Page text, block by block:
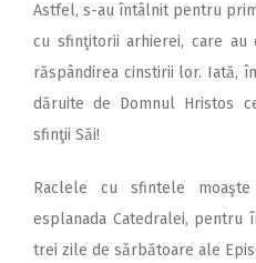
Astfel, s-au întâlnit pentru
cu sfinţitorii arhierei, care
răspândirea cinstirii lor. Iată,
dăruite de Domnul Hristos
sfinţii Săi!
Raclele cu sfintele
esplanada Catedralei, pentru
trei zile de sărbătoare ale